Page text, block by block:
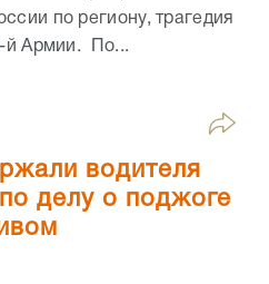
по региону, трагедия
й Армии. По...
водителя
делу о поджоге